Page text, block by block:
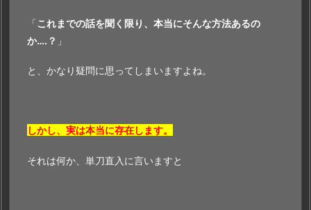
「これまでの話を聞く限り、本当にそんな方法あるの
か….？ 」
と、かなり疑問に思ってしまいますよね。
しかし、実は本当に存在します。
それは何か、単刀直入に言いますと